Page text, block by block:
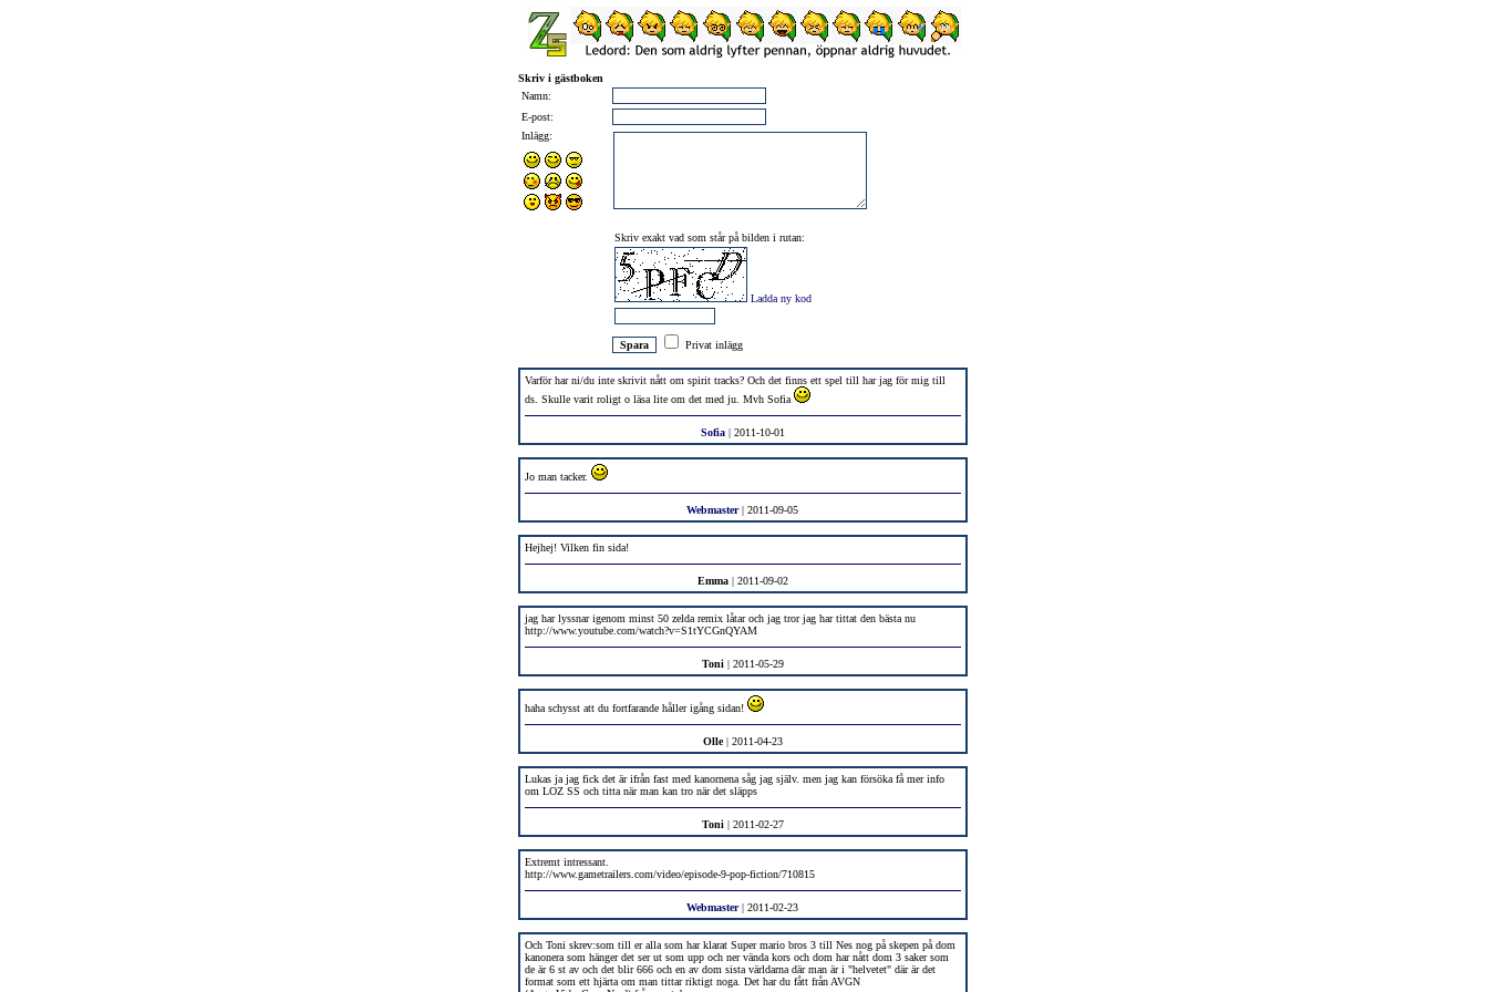
Skriv i gästboken
Namn:
E-post:
Inlägg:
Skriv exakt vad som står på bilden i rutan:
Ladda ny kod
Privat inlägg
Varför har ni/du inte skrivit nått om spirit tracks? Och det finns ett spel till har jag för mig till
ds. Skulle varit roligt o läsa lite om det med ju. Mvh Sofia
Sofia| 2011-10-01
Jo man tacker.
Webmaster| 2011-09-05
Hejhej! Vilken fin sida!
Emma| 2011-09-02
jag har lyssnar igenom minst 50 zelda remix låtar och jag tror jag har tittat den bästa nu
http://www.youtube.com/watch?v=S1tYCGnQYAM
Toni| 2011-05-29
haha schysst att du fortfarande håller igång sidan!
Olle| 2011-04-23
Lukas ja jag fick det är ifrån fast med kanornena såg jag själv. men jag kan försöka få mer info
om LOZ SS och titta när man kan tro när det släpps
Toni| 2011-02-27
Extremt intressant.
http://www.gametrailers.com/video/episode-9-pop-fiction/710815
Webmaster| 2011-02-23
Och Toni skrev:som till er alla som har klarat Super mario bros 3 till Nes nog på skepen på dom
kanonera som hänger det ser ut som upp och ner vända kors och dom har nått dom 3 saker som
de är 6 st av och det blir 666 och en av dom sista världarna där man är i "helvetet" där är det
format som ett hjärta om man tittar riktigt noga. Det har du fått från AVGN